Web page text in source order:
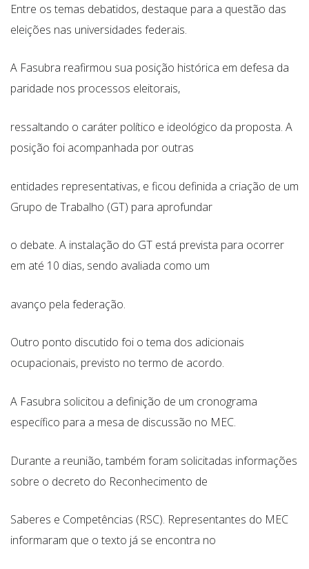
Entre os temas debatidos, destaque para a questão das
eleições nas universidades federais.
A Fasubra reafirmou sua posição histórica em defesa da
paridade nos processos eleitorais,
ressaltando o caráter político e ideológico da proposta. A
posição foi acompanhada por outras
entidades representativas, e ficou definida a criação de um
Grupo de Trabalho (GT) para aprofundar
o debate. A instalação do GT está prevista para ocorrer
em até 10 dias, sendo avaliada como um
avanço pela federação.
Outro ponto discutido foi o tema dos adicionais
ocupacionais, previsto no termo de acordo.
A Fasubra solicitou a definição de um cronograma
específico para a mesa de discussão no MEC.
Durante a reunião, também foram solicitadas informações
sobre o decreto do Reconhecimento de
Saberes e Competências (RSC). Representantes do MEC
informaram que o texto já se encontra no